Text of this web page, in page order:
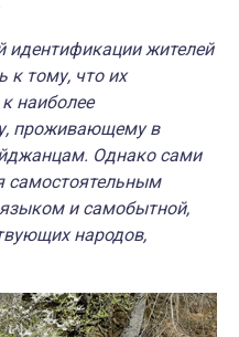
идентификации жителей
к тому, что их
наиболее
проживающему в
Однако сами
самостоятельным
и самобытной,
народов,